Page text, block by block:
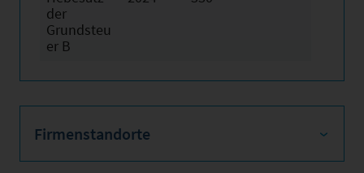
der
Grundsteu
er B
Firmenstandorte